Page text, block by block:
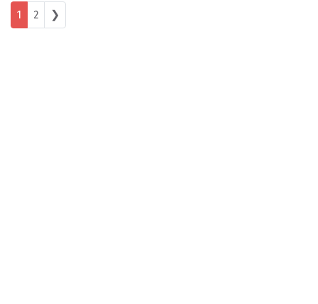
Posts navigation
1 2 ❯